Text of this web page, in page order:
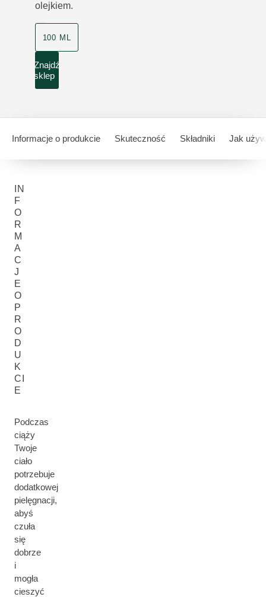
olejkiem.
100 ML
Znajdź
sklep
Informacje o produkcie Skuteczność Składniki Jak
IN
F
O
R
M
A
C
J
E
O
P
R
O
D
U
K
CI
E
Podczas
ciąży
Twoje
ciało
potrzebuje
dodatkowej
pielęgnacji,
abyś
czuła
się
dobrze
i
mogła
cieszyć